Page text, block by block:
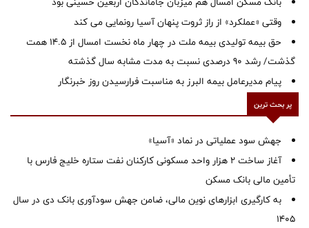
وقتی «عملکرد» از راز ثروت پنهان آسیا رونمایی می کند
حق بیمه تولیدی بیمه ملت در چهار ماه نخست امسال از 14.5 همت
گذشت/ رشد 90 درصدی نسبت به مدت مشابه سال گذشته
پیام مدیرعامل بیمه البرز به مناسبت فرارسیدن روز خبرنگار
پر بحث ترین
جهش سود عملیاتی در نماد «آسیا»
آغاز ساخت ۲ هزار واحد مسکونی کارکنان نفت ستاره خلیج فارس با
تأمین مالی بانک مسکن
به کارگیری ابزارهای نوین مالی، ضامن جهش سودآوری بانک دی در سال
1405